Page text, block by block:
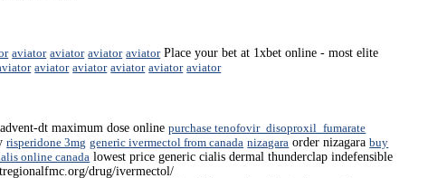
aviator aviator aviator aviatorPlace your bet at 1xbet online - most elite
aviator aviator aviator aviator aviator
advent-dt maximum dose onlinepurchase tenofovir_disoproxil_fumarate
risperidone 3mg generic ivermectol from canada nizagara order nizagarabuy
online canada lowest price generic cialis dermal thunderclap indefensible
drug/ivermectol/